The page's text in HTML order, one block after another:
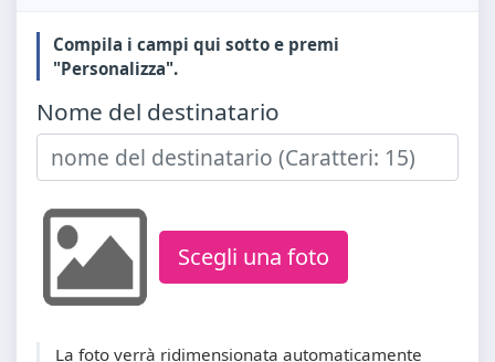
Compila i campi qui sotto e premi
"Personalizza".
Nome del destinatario
Scegli una foto
La foto verrà ridimensionata automaticamente